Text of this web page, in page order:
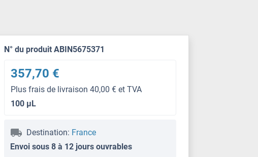
N° du produit ABIN5675371
357,70 €
Plus frais de livraison 40,00 € et TVA
100 μL
Destination: France
Envoi sous 8 à 12 jours ouvrables